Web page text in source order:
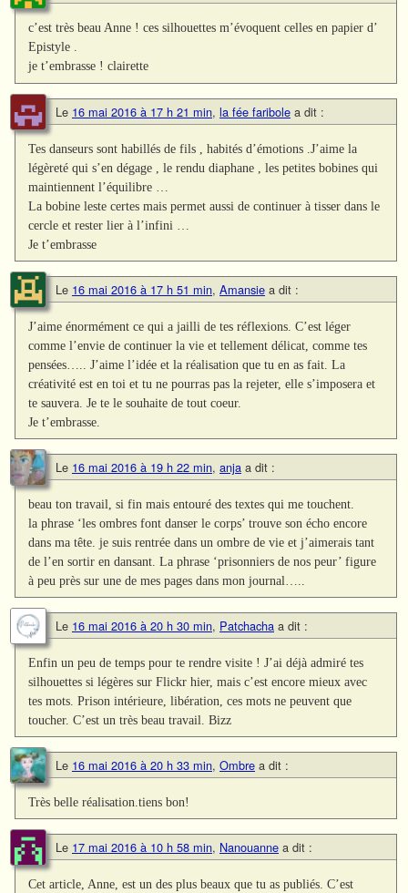
c’est très beau Anne ! ces silhouettes m’évoquent celles en papier d’
Epistyle .
je t’embrasse ! clairette
Le 16 mai 2016 à 17 h 21 min, la fée faribole a dit :
Tes danseurs sont habillés de fils , habités d’émotions .J’aime la
légèreté qui s’en dégage , le rendu diaphane , les petites bobines qui
maintiennent l’équilibre …
La bobine leste certes mais permet aussi de continuer à tisser dans le
cercle et rester lier à l’infini …
Je t’embrasse
Le 16 mai 2016 à 17 h 51 min, Amansie a dit :
J’aime énormément ce qui a jailli de tes réflexions. C’est léger
comme l’envie de continuer la vie et tellement délicat, comme tes
pensées….. J’aime l’idée et la réalisation que tu en as fait. La
créativité est en toi et tu ne pourras pas la rejeter, elle s’imposera et
te sauvera. Je te le souhaite de tout coeur.
Je t’embrasse.
Le 16 mai 2016 à 19 h 22 min, anja a dit :
beau ton travail, si fin mais entouré des textes qui me touchent.
la phrase ‘les ombres font danser le corps’ trouve son écho encore
dans ma tête. je suis rentrée dans un ombre de vie et j’aimerais tant
de l’en sortir en dansant. La phrase ‘prisonniers de nos peur’ figure
à peu près sur une de mes pages dans mon journal…..
Le 16 mai 2016 à 20 h 30 min, Patchacha a dit :
Enfin un peu de temps pour te rendre visite ! J’ai déjà admiré tes
silhouettes si légères sur Flickr hier, mais c’est encore mieux avec
tes mots. Prison intérieure, libération, ces mots ne peuvent que
toucher. C’est un très beau travail. Bizz
Le 16 mai 2016 à 20 h 33 min, Ombre a dit :
Très belle réalisation.tiens bon!
Le 17 mai 2016 à 10 h 58 min, Nanouanne a dit :
Cet article, Anne, est un des plus beaux que tu as publiés. C’est